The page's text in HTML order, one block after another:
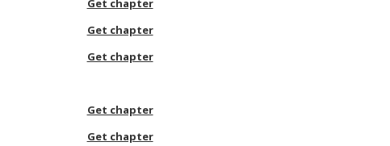
Get chapter
Get chapter
Get chapter
Get chapter
Get chapter